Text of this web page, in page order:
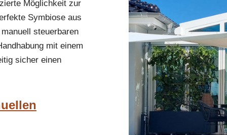
Möglichkeit zur
Symbiose aus
steuerbaren
mit einem
sicher einen